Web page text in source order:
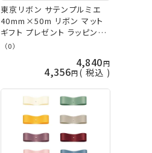
東京リボン サテンプルミエ
40mm×50m リボン マット
ギフト プレゼント ラッピング
手芸の山久
（0）
4,840
4,356 税込